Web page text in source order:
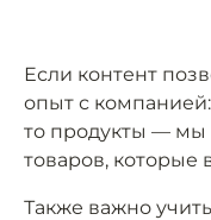
Если контент
опыт с
то продукты — мы
товаров, которые
Также важно